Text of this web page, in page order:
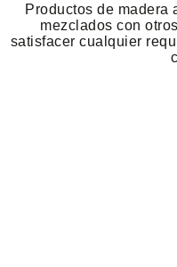
Productos de madera
mezclados con
satisfacer cualquier